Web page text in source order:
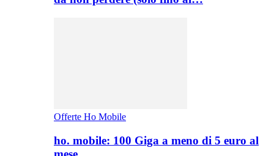
Offerte Ho Mobile
ho. mobile: 100 Giga a meno di 5 euro al